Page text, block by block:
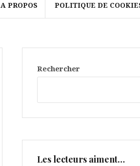
A PROPOS POLITIQUE DE
Rechercher
Les lecteurs aiment…